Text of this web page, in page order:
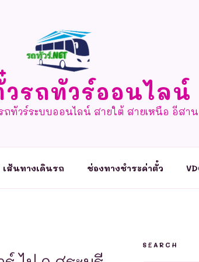
รถทัวร์ออนไลน์
ถทัวร์ระบบออนไลน์ สายใต้ สายเหนือ อีสาน
ส้นทางเดินรถ ช่องทางชำระค่าตั๋ว
SEARCH